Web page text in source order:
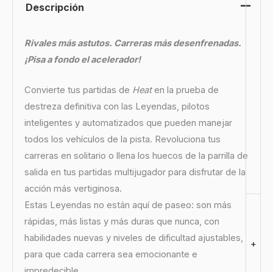
+
Descripción
Rivales más astutos. Carreras más desenfrenadas.
¡Pisa a fondo el acelerador!
Convierte tus partidas de Heaten la prueba de
destreza definitiva con las Leyendas, pilotos
inteligentes y automatizados que pueden manejar
todos los vehículos de la pista. Revoluciona tus
carreras en solitario o llena los huecos de la parrilla de
salida en tus partidas multijugador para disfrutar de la
acción más vertiginosa.
Estas Leyendas no están aquí de paseo: son más
rápidas, más listas y más duras que nunca, con
habilidades nuevas y niveles de dificultad ajustables,
para que cada carrera sea emocionante e